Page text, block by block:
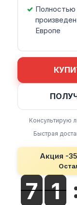
Полностью
Европе
Консультирую
Быстрая
Акция -